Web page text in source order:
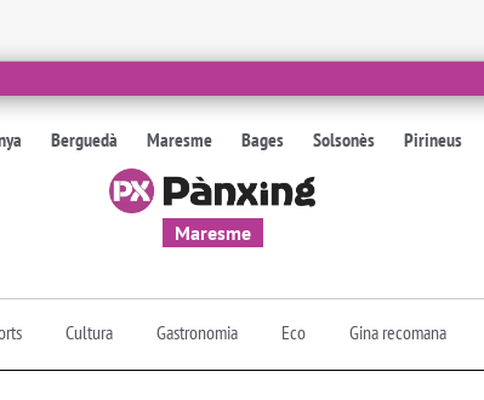
Berguedà Maresme Bages Solsonès Pirineus
Maresme
Cultura Gastronomia Eco Gina recomana